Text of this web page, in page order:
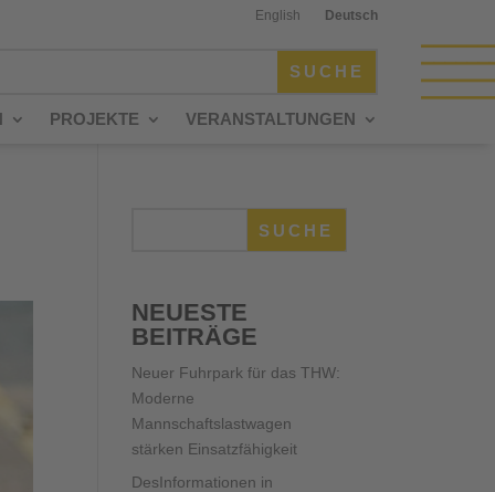
English Deutsch
PROJEKTE VERANSTALTUNGEN
SUCHE
NEUESTE
BEITRÄGE
Neuer Fuhrpark für das THW:
Moderne
Mannschaftslastwagen
stärken Einsatzfähigkeit
DesInformationen in